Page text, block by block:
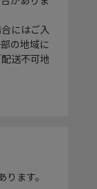
にはご入
の地域に
送不可地
ます。